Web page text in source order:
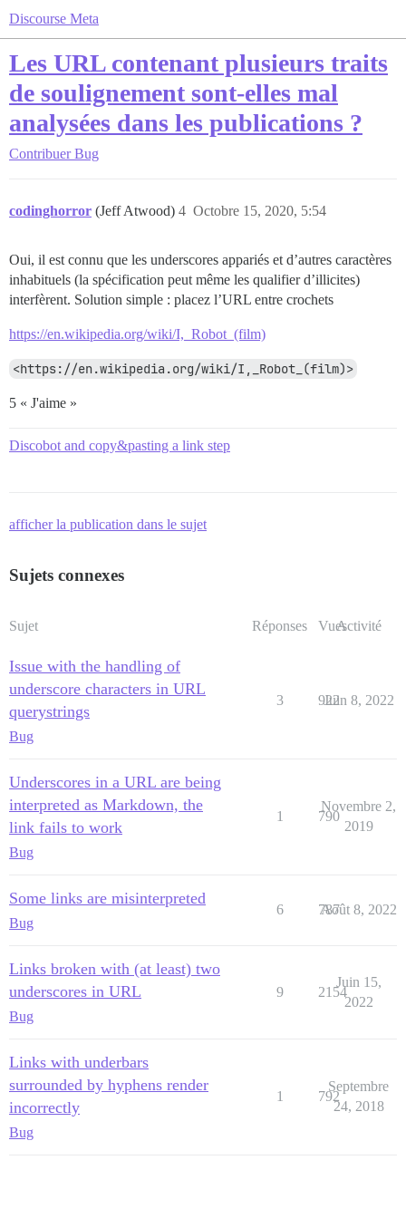
Discourse Meta
Les URL contenant plusieurs traits
de soulignement sont-elles mal
analysées dans les publications ?
Contribuer Bug
codinghorror (Jeff Atwood) Octobre 15, 2020, 5:54
4
Oui, il est connu que les underscores appariés et d’autres caractères
inhabituels (la spécification peut même les qualifier d’illicites)
interfèrent. Solution simple : placez l’URL entre crochets
https://en.wikipedia.org/wiki/I,_Robot_(film)
<https://en.wikipedia.org/wiki/I,_Robot_(film)>
5 « J'aime »
Discobot and copy&pasting a link step
afficher la publication dans le sujet
Sujets connexes
Sujet Réponses VuesActivité
Issue with the handling of
underscore characters in URL
querystrings
Bug
3 922
Juin 8, 2022
Underscores in a URL are being
interpreted as Markdown, the
link fails to work
Bug
1 790
Novembre 2,
2019
Some links are misinterpreted
Bug
6 787
Août 8, 2022
Links broken with (at least) two
underscores in URL
Bug
9 2154
Juin 15,
2022
Links with underbars
surrounded by hyphens render
incorrectly
Bug
1 792
Septembre
24, 2018